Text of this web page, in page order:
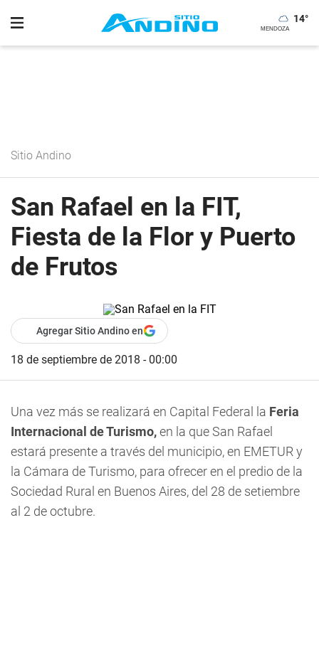
14°
Sitio Andino
San Rafael en la FIT,
Fiesta de la Flor y Puerto
de Frutos
Agregar Sitio Andino en
18 de septiembre de 2018 - 00:00
Una vez más se realizará en Capital Federal la Feria
Internacional de Turismo,en la que San Rafael
estará presente a través del municipio, en EMETUR y
la Cámara de Turismo, para ofrecer en el predio de la
Sociedad Rural en Buenos Aires, del 28 de setiembre
al 2 de octubre.